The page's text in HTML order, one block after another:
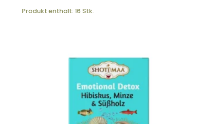
Produkt enthält: 16 Stk.